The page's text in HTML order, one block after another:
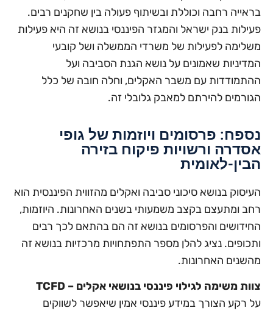
בראייה רחבה וכוללת ובשיתוף פעולה בין שחקנים רבים.
פעילות בנק ישראל והמגזר הפיננסי בנושא זה היא פעילות
משלימה לפעילות של משרדי הממשלה ושל קובעי
המדיניות שאמונים על נושא הגנת הסביבה ועל
ההתמודדות עם משבר האקלים, וחלה חובה של כלל
הגורמים להירתם למאבק גלובלי זה.
נספח: פרסומים ויוזמות של גופי
אסדרה ורשויות פיקוח בזירה
הבין-לאומית
העיסוק בנושא סיכוני סביבה ואקלים מהזווית הפיננסית הוא
רחב ומתעצם בקצב משמעותי בשנים האחרונות. היוזמות,
החידושים והפרסומים בנושא זה הם בהתאם לכך רבים
ותכופים. נציג להלן מספר התפתחויות מרכזיות בנושא זה
מהשנים האחרונות.
צוות משימה לגילוי פיננסי בנושאי אקלים – TCFD
על רקע הצורך במידע פיננסי אמין שיאפשר לשווקים